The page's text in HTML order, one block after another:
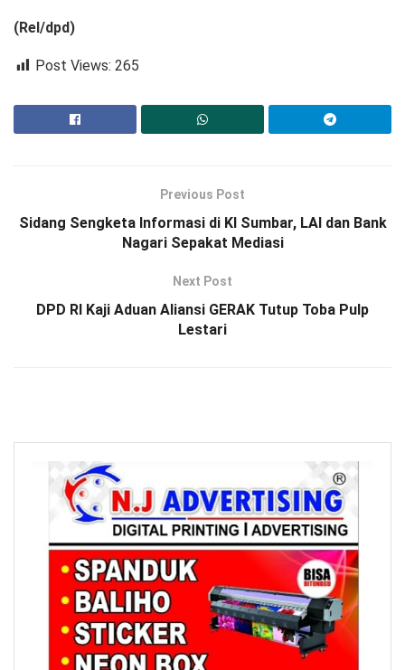
(Rel/dpd)
Post Views: 265
Previous Post
Sidang Sengketa Informasi di KI Sumbar, LAI dan Bank
Nagari Sepakat Mediasi
Next Post
DPD RI Kaji Aduan Aliansi GERAK Tutup Toba Pulp
Lestari